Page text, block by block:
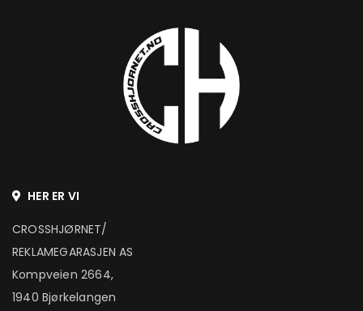
HER ER VI
CROSSHJØRNET/
REKLAMEGARASJEN AS
Kompveien 2664,
1940 Bjørkelangen